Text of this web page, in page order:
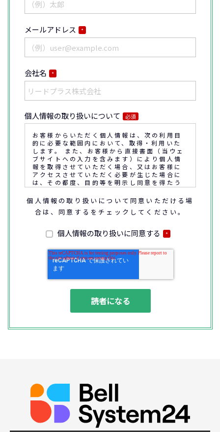
メールアドレス *
会社名 *
個人情報の取り扱いについて 必須
お客様からいただく個人情報は、次の利用目
的に必要な範囲内において、取得・利用いた
します。 また、お客様から直接書面（当ウェ
ブサイトへの入力を含みます）により個人情
報を取得させていただく場合、又はお客様に
アクセスさせていただく必要が生じた場合に
は、その都度、目的等を明示し同意を得たう
えで取得又はアクセスさせていただきます。
なお、通話内容の確認や応対品質の評価・研
客様との通話内容を書面、音声又は電子的方
法により記録させていただくことがありま
◆個人情報の利用目的
(1) お問い合わせいただいた内容やご相談に
行、その他業務上必要な事務連絡を行うため
(3) ご要望いただいた資料の発送や確認した
(4) ダイレクトメール、電子メール、電話等
◆取得する個人データの項目
所属組織名（会社名・団体名等）、氏名、部
署、役職、業種、ご住所、電話番号、E-Mail
アドレス
個人情報の取り扱いについて同意いただける場
合は、同意するをチェックしてください。
個人情報の取り扱いに同意する *